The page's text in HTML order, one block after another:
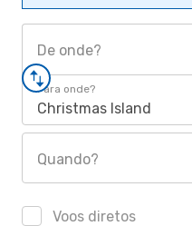
De onde?
Para onde?
Christmas Island
Quando?
Voos diretos